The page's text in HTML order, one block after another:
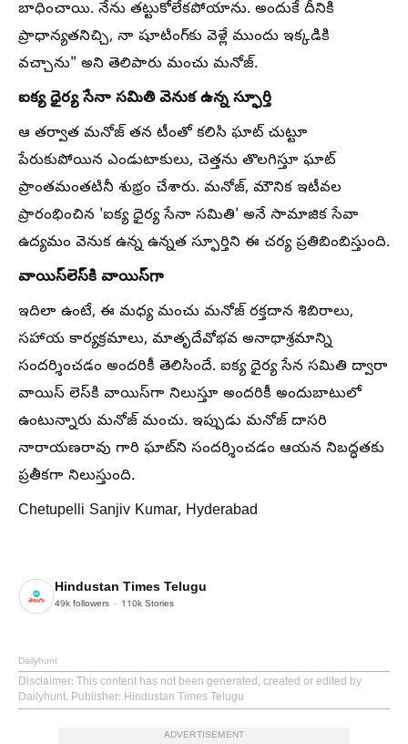
బాధించాయి. నేను తట్టుకోలేకపోయాను. అందుకే దీనికి
ప్రాధాన్యతనిచ్చి, నా షూటింగ్‌కు వెళ్లే ముందు ఇక్కడికి
వచ్చాను" అని తెలిపారు మంచు మనోజ్.
ఐక్య ధైర్య సేనా సమితి వెనుక ఉన్న స్ఫూర్తి
ఆ తర్వాత మనోజ్ తన టీంతో కలిసి ఘాట్ చుట్టూ
పేరుకుపోయిన ఎండుటాకులు, చెత్తను తొలగిస్తూ ఘాట్
ప్రాంతమంతటినీ శుభ్రం చేశారు. మనోజ్, మౌనిక ఇటీవల
ప్రారంభించిన 'ఐక్య ధైర్య సేనా సమితి' అనే సామాజిక సేవా
ఉద్యమం వెనుక ఉన్న ఉన్నత స్ఫూర్తిని ఈ చర్య ప్రతిబింబిస్తుంది.
వాయిస్‌లెస్‌కి వాయిస్‌గా
ఇదిలా ఉంటే, ఈ మధ్య మంచు మనోజ్ రక్తదాన శిబిరాలు,
సహాయ కార్యక్రమాలు, మాతృదేవోభవ అనాథాశ్రమాన్ని
సందర్శించడం అందరికీ తెలిసిందే. ఐక్య ధైర్య సేన సమితి ద్వారా
వాయిస్ లెస్‌కి వాయిస్‌గా నిలుస్తూ అందరికీ అందుబాటులో
ఉంటున్నారు మనోజ్ మంచు. ఇప్పుడు మనోజ్ దాసరి
నారాయణరావు గారి ఘాట్‌ని సందర్శించడం ఆయన నిబద్ధతకు
ప్రతీకగా నిలుస్తుంది.
Chetupelli Sanjiv Kumar, Hyderabad
Hindustan Times Telugu
49k followers 110k Stories
Dailyhunt
Disclaimer: This content has not been generated, created or edited by
Dailyhunt. Publisher: Hindustan Times Telugu
ADVERTISEMENT